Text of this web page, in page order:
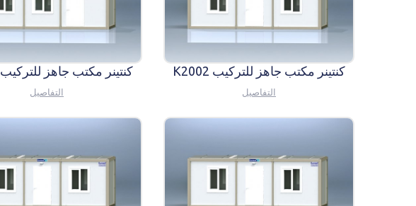
كنتينر مكتب جاهز للتركيب K2002
التفاصيل
كنتينر مكتب جاهز للتركيب K2003
التفاصيل